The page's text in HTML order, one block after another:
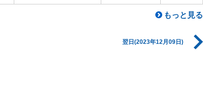
もっと見る
翌日(2023年12月09日)